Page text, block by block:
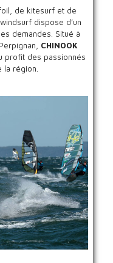
de kitesurf et de
dispose d’un
demandes. Situé à
CHINOOK
profit des passionnés
région.